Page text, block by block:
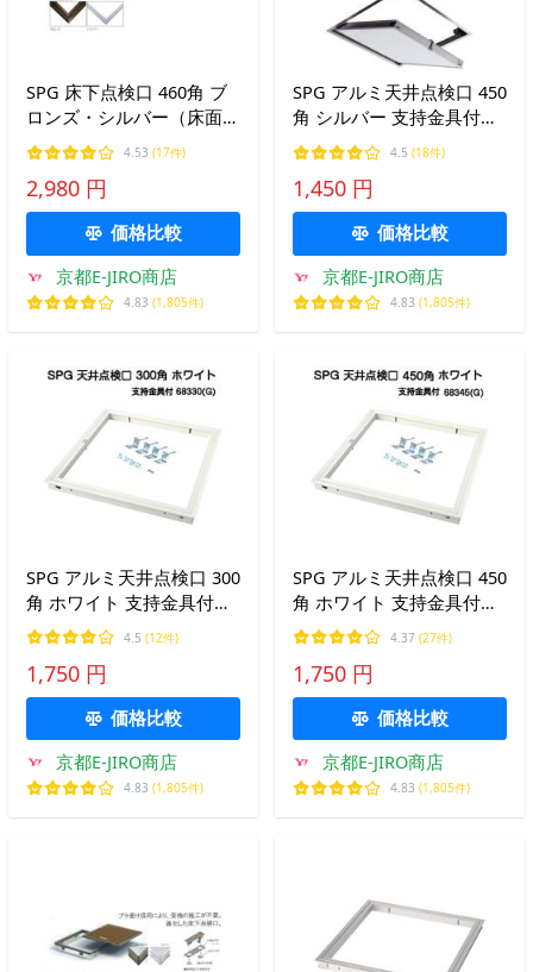
SPG 床下点検口 460角 ブ
ロンズ・シルバー（床面開
口寸法460ｍｍ×460ｍｍ）
4.53 (17件)
2,980 円
価格比較
京都E-JIRO商店
4.83 (1,805件)
SPG アルミ天井点検口 450
角 シルバー 支持金具付
（68145G)（天井開口寸法
455ｍｍ×455ｍｍ）
4.5 (18件)
1,450 円
価格比較
京都E-JIRO商店
4.83 (1,805件)
SPG アルミ天井点検口 300
角 ホワイト 支持金具付
（68330G)（天井開口寸法
304ｍｍ×304ｍｍ）
4.5 (12件)
1,750 円
価格比較
京都E-JIRO商店
4.83 (1,805件)
SPG アルミ天井点検口 450
角 ホワイト 支持金具付
（68345G)（天井開口寸法
455ｍｍ×455ｍｍ）
4.37 (27件)
1,750 円
価格比較
京都E-JIRO商店
4.83 (1,805件)